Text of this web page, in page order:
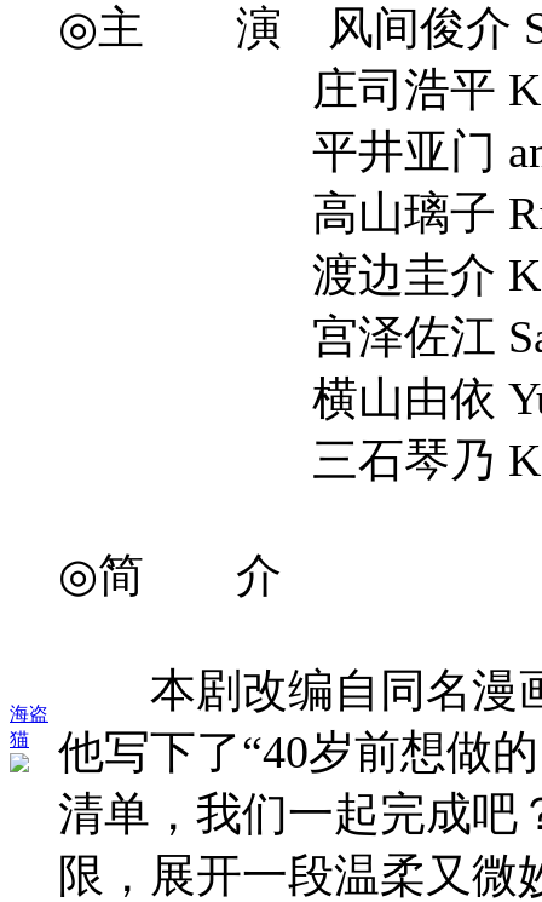
海盗
猫
◎主 演 风间俊介
庄司浩平
平井亚门
高山璃子 Riko
渡边圭介
宫泽佐江 Sae
横山由依 Yui
三石琴乃
◎简 介
本剧改编自同名漫画
他写下了“40岁前想做
清单，我们一起完成吧
限，展开一段温柔又微